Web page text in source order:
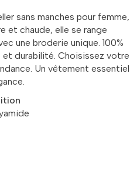
sans manches pour femme,
et chaude, elle se range
une broderie unique. 100%
durabilité. Choisissez votre
Un vêtement essentiel